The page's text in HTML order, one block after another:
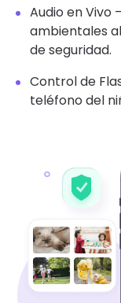
Audio en Vivo
ambientales
de seguridad.
Control de
teléfono del